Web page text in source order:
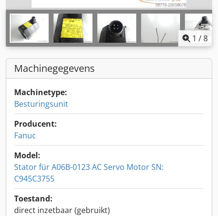
1 /8
Machinegegevens
Machinetype:
Besturingsunit
Producent:
Fanuc
Model:
Stator für A06B-0123 AC Servo Motor SN:
C945C3755
Toestand:
direct inzetbaar (gebruikt)